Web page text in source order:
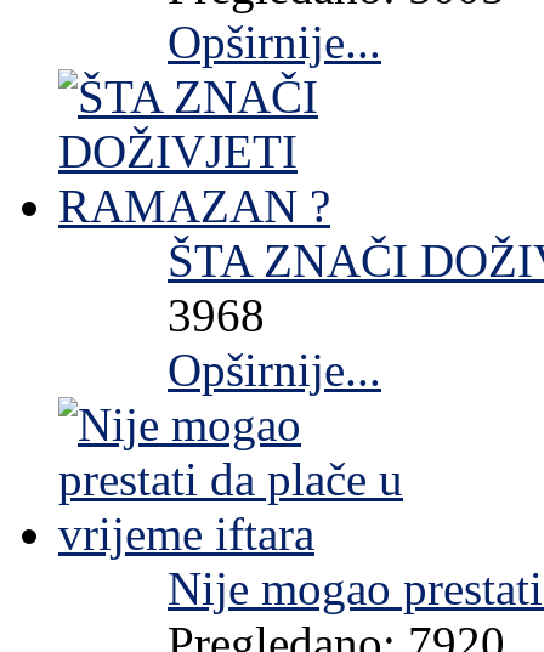
Opširnije...
ŠTA ZNAČI
3968
Opširnije...
Nije mogao